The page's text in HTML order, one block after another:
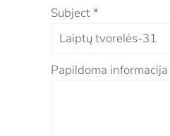
Subject*
Papildoma informacija